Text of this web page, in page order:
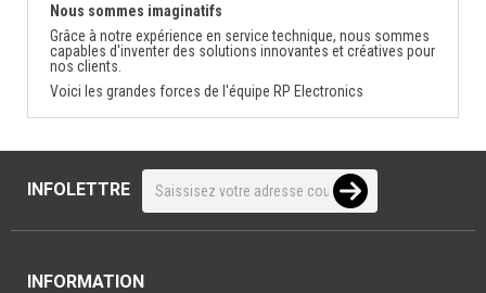
Nous sommes imaginatifs
Grâce à notre expérience en service technique, nous sommes
capables d'inventer des solutions innovantes et créatives pour
nos clients.
Voici les grandes forces de l'équipe RP Electronics
INFOLETTRE
INFORMATION